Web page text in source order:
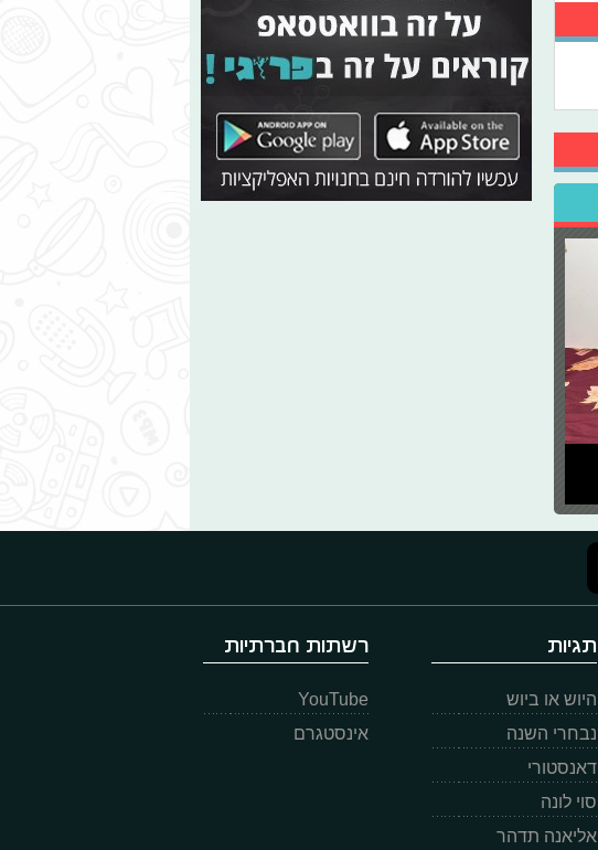
תגיות
היוש או ביוש
נבחרי השנה
דאנסטורי
סוי לונה
אליאנה תדהר
רשתות חברתיות
YouTube
אינסטגרם